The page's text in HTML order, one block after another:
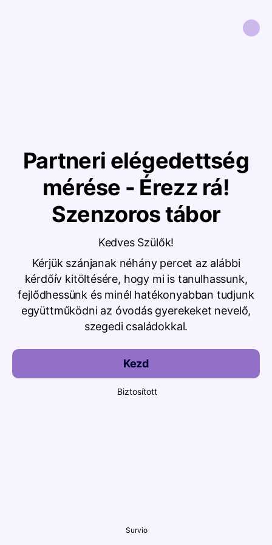
Partneri elégedettség
mérése - Érezz rá!
Szenzoros tábor
Kedves Szülők!
Kérjük szánjanak néhány percet az alábbi
kérdőív kitöltésére, hogy mi is tanulhassunk,
fejlődhessünk és minél hatékonyabban tudjunk
együttműködni az óvodás gyerekeket nevelő,
szegedi családokkal.
Kezd
Biztosított
Survio